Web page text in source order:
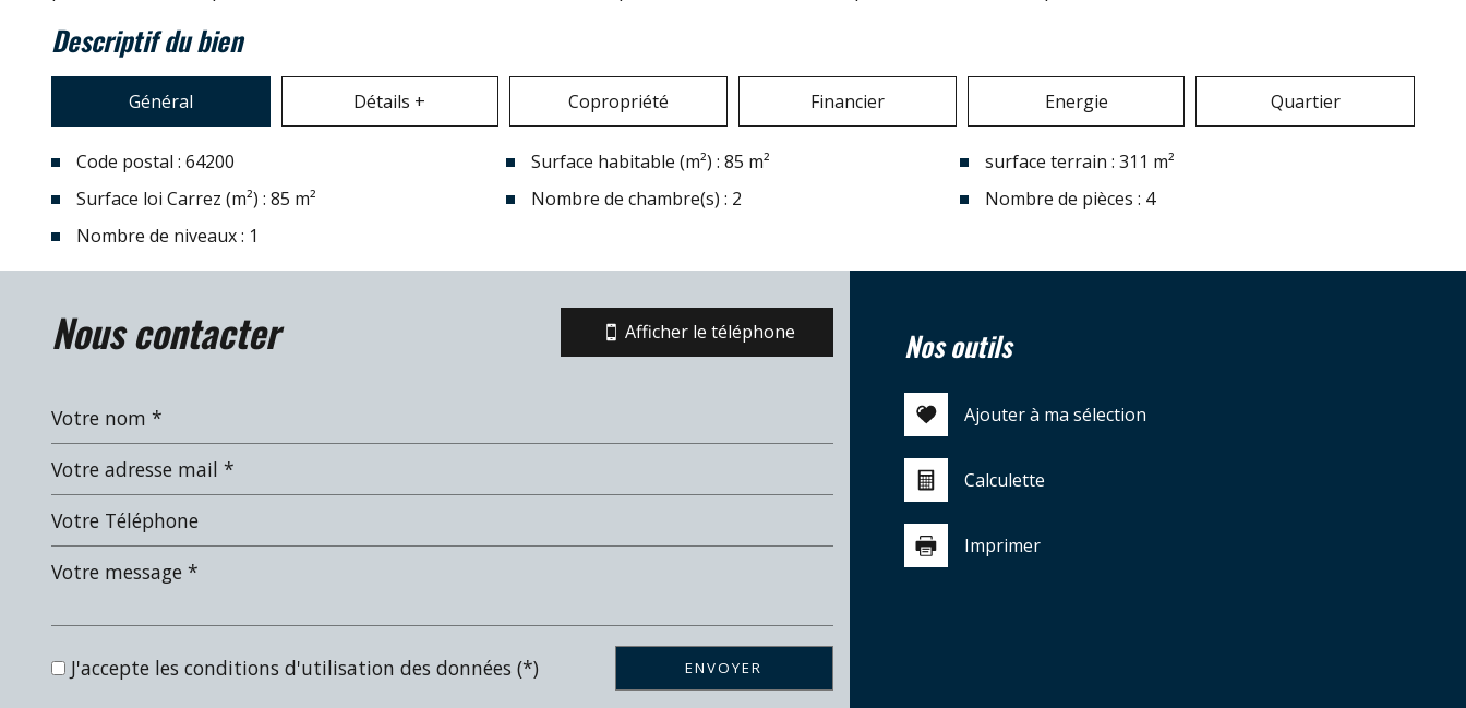
descriptif du bien
Général Détails + Copropriété Financier Energie Quartier
Code postal : 64200 Surface habitable (m²) : 85 m²
surface terrain : 311 m²
Surface loi Carrez (m²) : 85 m²
Nombre de chambre(s) : 2
Nombre de pièces : 4
Nombre de niveaux : 1
la ville de biarritz (64200)
+
Bar
nous contacter Afficher le téléphone
J'accepte les conditions d'utilisation des données (*) ENVOYER
nos outils
Ajouter à ma sélection
Calculette
Imprimer